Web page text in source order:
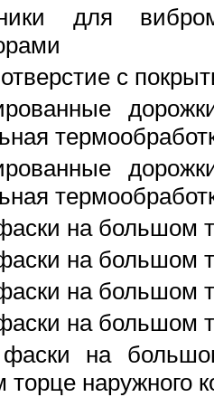
для
с
на большом
на большом
на большом
на большом
на
наружного